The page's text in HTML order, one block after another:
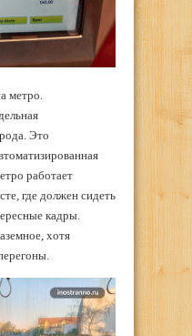
метро.
Это
работает
где должен сидеть
кадры.
хотя